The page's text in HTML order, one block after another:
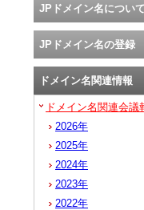
JPドメイン名について
JPドメイン名の登録
ドメイン名関連情報
ドメイン名関連会議
2026年
2025年
2024年
2023年
2022年